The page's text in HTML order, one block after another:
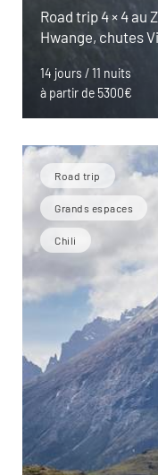
Road trip 4 × 4 au
Hwange, chutes
14 jours / 11 nuits
à partir de 5300€
Road trip
Grands espaces
Chili